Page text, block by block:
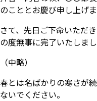
のこととお慶び申し上げま
さて、先日ご下命いただ
の度無事に完了いたしま
（中略）
春とは名ばかりの寒さが
ないでください。